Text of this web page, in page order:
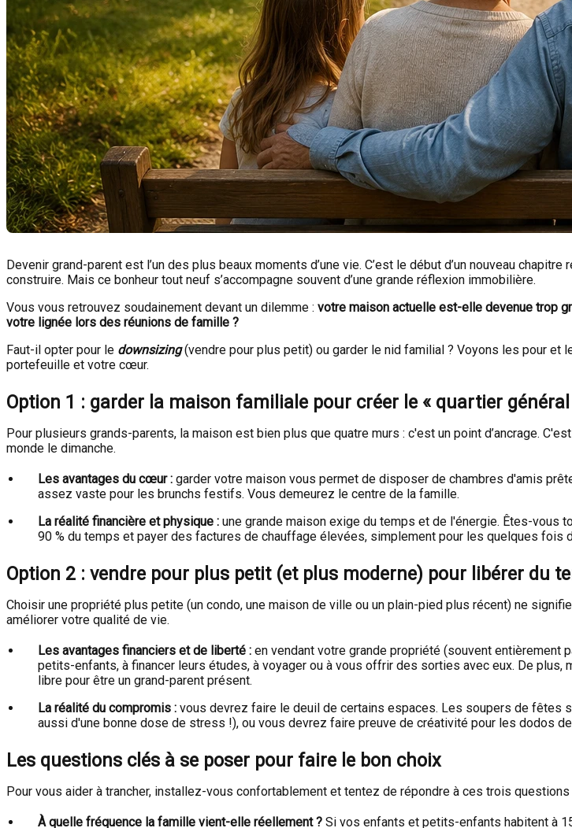
Devenir grand-parent est l’un des plus beaux moments d’une vie. C’est le début d’un nouveau
construire. Mais ce bonheur tout neuf s’accompagne souvent d’une grande réflexion immobilière.
Vous vous retrouvez soudainement devant un dilemme : votre maison actuelle est-elle devenue trop
votre lignée lors des réunions de famille ?
Faut-il opter pour le downsizing(vendre pour plus petit) ou garder le nid familial ? Voyons les pour et
portefeuille et votre cœur.
Option 1 : garder la maison familiale pour créer le « quartier
Pour plusieurs grands-parents, la maison est bien plus que quatre murs : c'est un point d’ancrage.
monde le dimanche.
Les avantages du cœur : garder votre maison vous permet de disposer de chambres d'amis
assez vaste pour les brunchs festifs. Vous demeurez le centre de la famille.
La réalité financière et physique : une grande maison exige du temps et de l'énergie. Êtes-vous
90 % du temps et payer des factures de chauffage élevées, simplement pour les quelques fois
Option 2 : vendre pour plus petit (et plus moderne) pour libérer du
Choisir une propriété plus petite (un condo, une maison de ville ou un plain-pied plus récent) ne
améliorer votre qualité de vie.
Les avantages financiers et de liberté : en vendant votre grande propriété (souvent entièrement
petits-enfants, à financer leurs études, à voyager ou à vous offrir des sorties avec eux. De
libre pour être un grand-parent présent.
La réalité du compromis : vous devrez faire le deuil de certains espaces. Les soupers de fêtes
aussi d'une bonne dose de stress !), ou vous devrez faire preuve de créativité pour les dodos
Les questions clés à se poser pour faire le bon choix
Pour vous aider à trancher, installez-vous confortablement et tentez de répondre à ces trois
À quelle fréquence la famille vient-elle réellement ? Si vos enfants et petits-enfants habitent à